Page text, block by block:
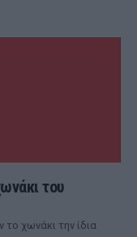
του
το χωνάκι την ίδια